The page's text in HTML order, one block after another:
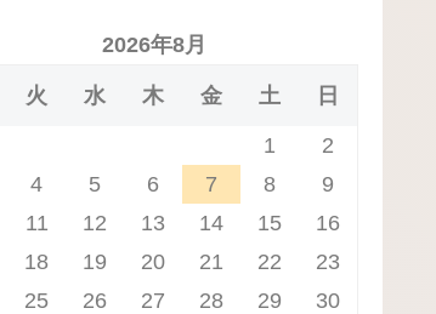
2026年8月
火 水 木 金 土 日
1
2
4 5 6 7 8
9
11 12 13 14 15
16
18 19 20 21 22
23
25 26 27 28 29
30